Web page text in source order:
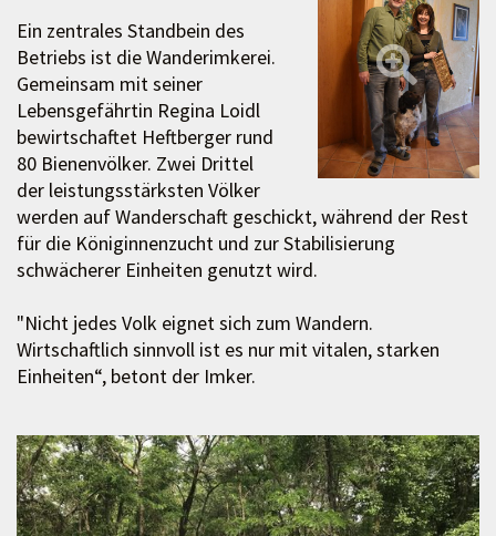
Ein zentrales Standbein des
Betriebs ist die Wanderimkerei.
Gemeinsam mit seiner
Lebensgefährtin Regina Loidl
bewirtschaftet Heftberger rund
80 Bienenvölker. Zwei Drittel
der leistungsstärksten Völker
werden auf Wanderschaft geschickt, während der Rest
für die Königinnenzucht und zur Stabilisierung
schwächerer Einheiten genutzt wird.
"Nicht jedes Volk eignet sich zum Wandern.
Wirtschaftlich sinnvoll ist es nur mit vitalen, starken
Einheiten“, betont der Imker.